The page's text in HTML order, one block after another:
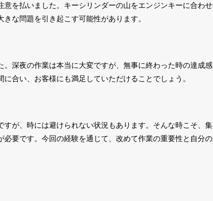
を払いました。キーシリンダーの山をエンジンキーに合わせ
な問題を引き起こす可能性があります。
深夜の作業は本当に大変ですが、無事に終わった時の達成感
合い、お客様にも満足していただけることでしょう。
が、時には避けられない状況もあります。そんな時こそ、集
要です。今回の経験を通じて、改めて作業の重要性と自分の